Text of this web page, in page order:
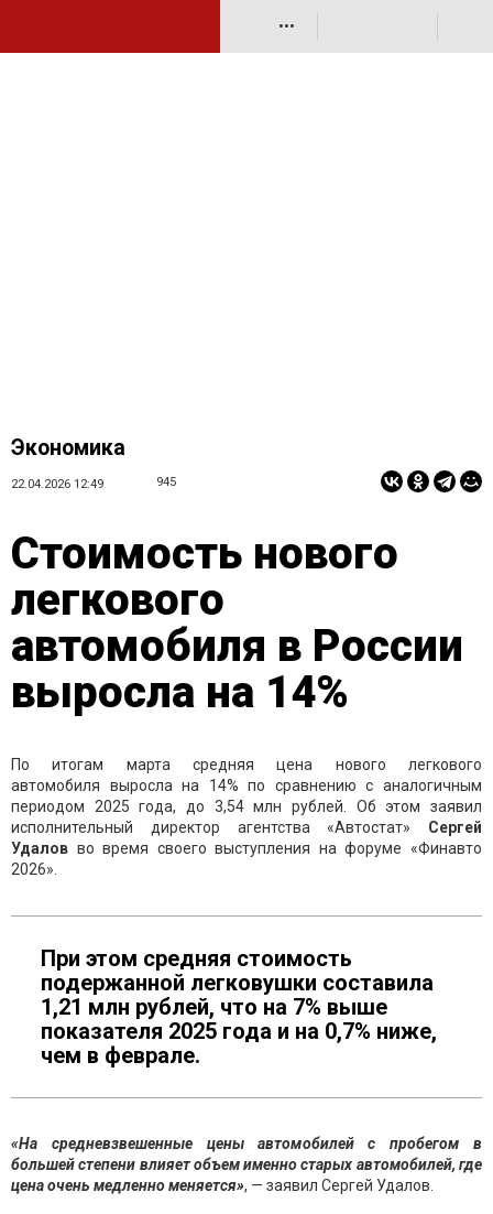
•••
Экономика
22.04.2026 12:49 945
Стоимость нового
легкового
автомобиля в России
выросла на 14%
По итогам марта средняя цена нового легкового
автомобиля выросла на 14% по сравнению с аналогичным
периодом 2025 года, до 3,54 млн рублей. Об этом заявил
исполнительный директор агентства «Автостат» Сергей
Удалов во время своего выступления на форуме «Финавто
2026».
При этом средняя стоимость
подержанной легковушки составила
1,21 млн рублей, что на 7% выше
показателя 2025 года и на 0,7% ниже,
чем в феврале.
«На средневзвешенные цены автомобилей с пробегом в
большей степени влияет объем именно старых автомобилей, где
цена очень медленно меняется», — заявил Сергей Удалов.